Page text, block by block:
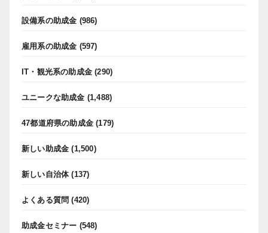
設備系の助成金 (986)
雇用系の助成金 (597)
IT・観光系の助成金 (290)
ユニークな助成金 (1,488)
47都道府県の助成金 (179)
新しい助成金 (1,500)
新しい自治体(137)
よくある質問 (420)
助成金セミナー (548)